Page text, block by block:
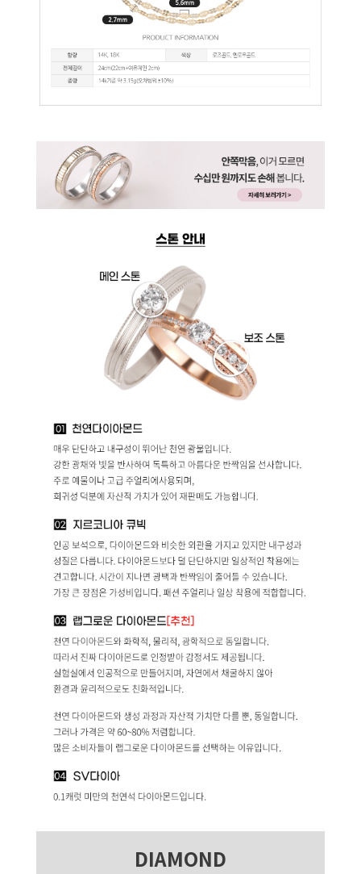
DIAMOND